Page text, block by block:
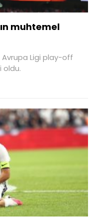
muhtemel
Avrupa Ligi play-off
oldu.